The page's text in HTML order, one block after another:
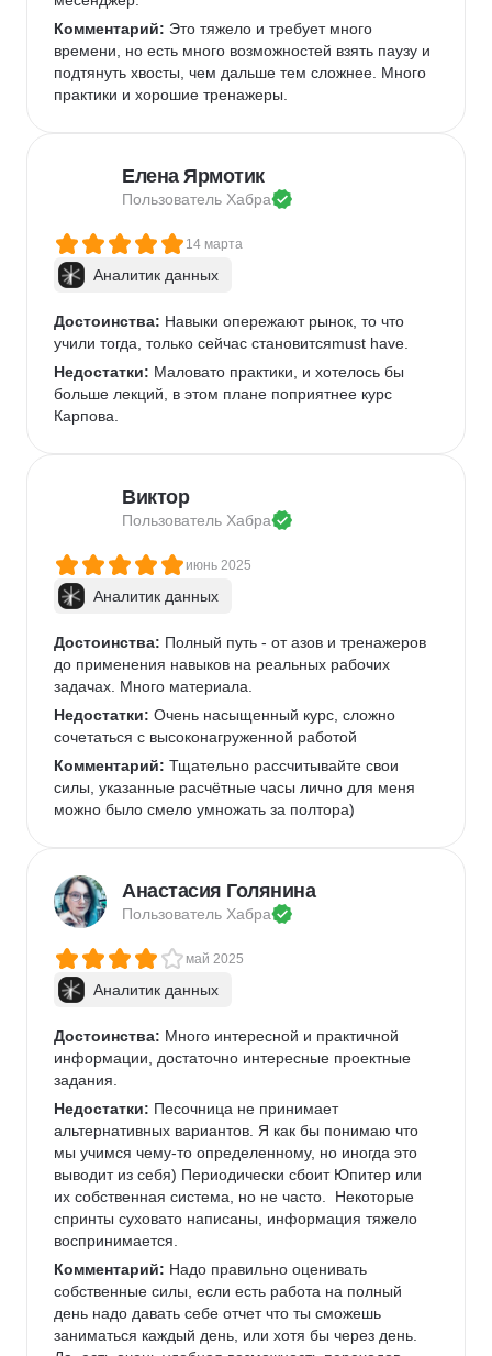
Комментарий: Это тяжело и требует много
времени, но есть много возможностей взять паузу и
подтянуть хвосты, чем дальше тем сложнее. Много
практики и хорошие тренажеры.
Елена Ярмотик
Пользователь Хабра
14 марта
Аналитик данных
Достоинства: Навыки опережают рынок, то что
учили тогда, только сейчас становитсяmust have.
Недостатки: Маловато практики, и хотелось бы
больше лекций, в этом плане поприятнее курс
Карпова.
Виктор
Пользователь Хабра
июнь 2025
Аналитик данных
Достоинства: Полный путь - от азов и тренажеров
до применения навыков на реальных рабочих
задачах. Много материала.
Недостатки: Очень насыщенный курс, сложно
сочетаться с высоконагруженной работой
Комментарий: Тщательно рассчитывайте свои
силы, указанные расчётные часы лично для меня
можно было смело умножать за полтора)
Анастасия Голянина
Пользователь Хабра
май 2025
Аналитик данных
Достоинства: Много интересной и практичной
информации, достаточно интересные проектные
задания.
Недостатки: Песочница не принимает
альтернативных вариантов. Я как бы понимаю что
мы учимся чему-то определенному, но иногда это
выводит из себя) Периодически сбоит Юпитер или
их собственная система, но не часто.  Некоторые
спринты суховато написаны, информация тяжело
воспринимается.
Комментарий: Надо правильно оценивать
собственные силы, если есть работа на полный
день надо давать себе отчет что ты сможешь
заниматься каждый день, или хотя бы через день.